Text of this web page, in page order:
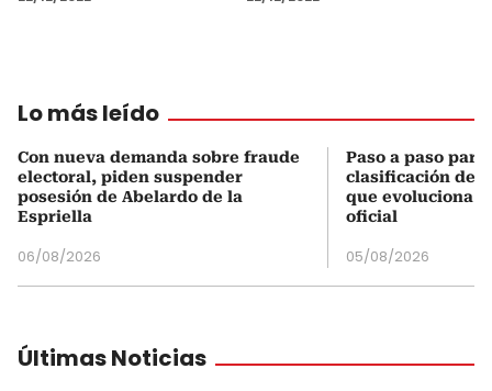
Lo más leído
Con nueva demanda sobre fraude
electoral, piden suspender
posesión de Abelardo de la
Espriella
06/08/2026
Paso a paso
clasificación del
que evoluciona
oficial
05/08/2026
Últimas Noticias